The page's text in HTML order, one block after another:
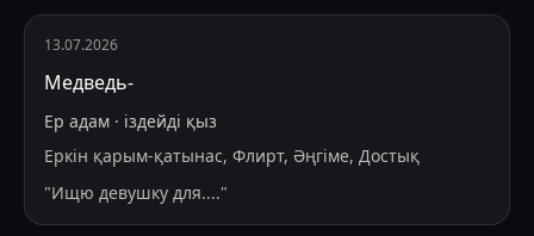
13.07.2026
Медведь-
Ер адам · іздейді қыз
Еркін қарым-қатынас, Флирт, Әңгіме, Достық
"Ищю девушку для...."